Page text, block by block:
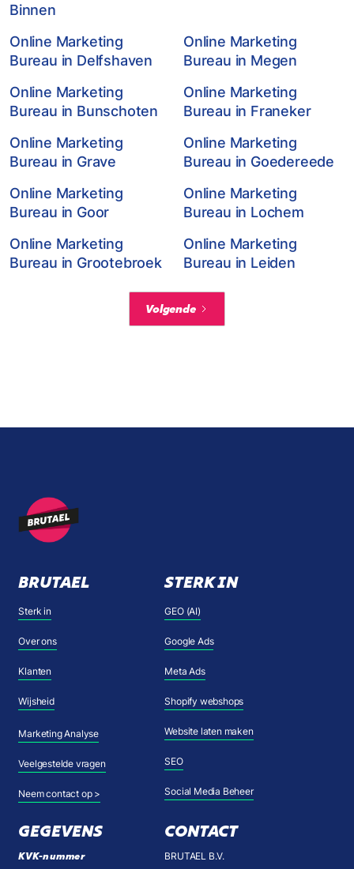
Binnen
Online Marketing
Bureau in Delfshaven
Online Marketing
Bureau in Megen
Online Marketing
Bureau in Bunschoten
Online Marketing
Bureau in Franeker
Online Marketing
Bureau in Grave
Online Marketing
Bureau in Goedereede
Online Marketing
Bureau in Goor
Online Marketing
Bureau in Lochem
Online Marketing
Bureau in Grootebroek
Online Marketing
Bureau in Leiden
Volgende
BRUTAEL
Sterk in
Over ons
Klanten
Wijsheid
Marketing Analyse
Veelgestelde vragen
Neem contact op >
STERK IN
GEO (AI)
Google Ads
Meta Ads
Shopify webshops
Website laten maken
SEO
Social Media Beheer
GEGEVENS
KVK-nummer
CONTACT
BRUTAEL B.V.